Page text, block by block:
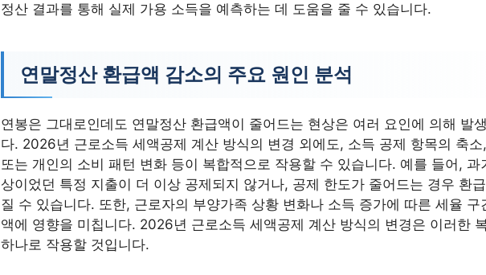
정산 결과를 통해 실제 가용 소득을 예측하는 데 도움을 줄 수 있습니다.
연말정산 환급액 감소의 주요 원인 분석
연봉은 그대로인데도 연말정산 환급액이 줄어드는 현상은 여러 요인에 의해 발
다. 2026년 근로소득 세액공제 계산 방식의 변경 외에도, 소득 공제 항목의 축
또는 개인의 소비 패턴 변화 등이 복합적으로 작용할 수 있습니다. 예를 들어, 과
상이었던 특정 지출이 더 이상 공제되지 않거나, 공제 한도가 줄어드는 경우 환
질 수 있습니다. 또한, 근로자의 부양가족 상황 변화나 소득 증가에 따른 세율 구
액에 영향을 미칩니다. 2026년 근로소득 세액공제 계산 방식의 변경은 이러한
하나로 작용할 것입니다.